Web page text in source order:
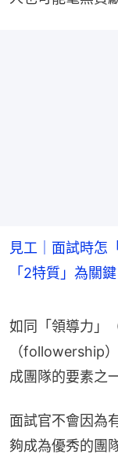
見工｜面試時怎
「2特質」為關鍵
如同「領導力」
（followership
成團隊的要素之
面試官不會因為
夠成為優秀的團